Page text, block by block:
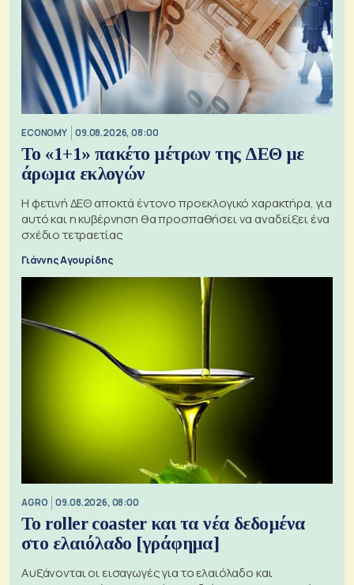
ECONOMY 09.08.2026, 08:00
Το «1+1» πακέτο μέτρων της ΔΕΘ με
άρωμα εκλογών
Η φετινή ΔΕΘ αποκτά έντονο προεκλογικό χαρακτήρα, για
αυτό και η κυβέρνηση θα προσπαθήσει να αναδείξει ένα
σχέδιο τετραετίας
Γιάννης Αγουρίδης
AGRO 09.08.2026, 08:00
Το roller coaster και τα νέα δεδομένα
στο ελαιόλαδο [γράφημα]
Αυξάνονται οι εισαγωγές για το ελαιόλαδο και